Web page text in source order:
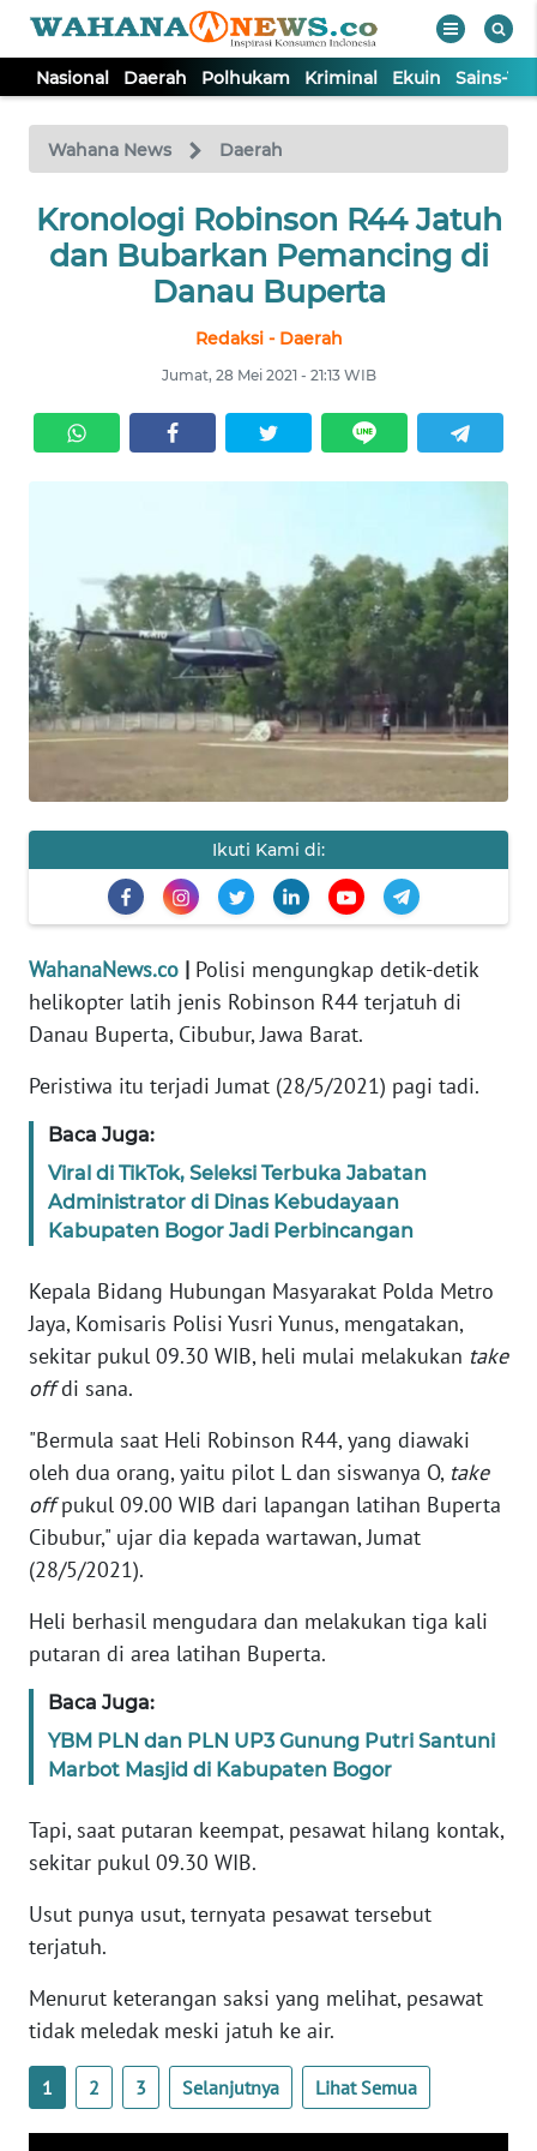
Nasional Daerah Polhukam Kriminal Ekuin Sains-
Wahana News Daerah
Kronologi Robinson R44 Jatuh
dan Bubarkan Pemancing di
Danau Buperta
Redaksi - Daerah
Jumat, 28 Mei 2021 - 21:13 WIB
Ikuti Kami di:
WahanaNews.co | Polisi mengungkap detik-detik
helikopter latih jenis Robinson R44 terjatuh di
Danau Buperta, Cibubur, Jawa Barat.
Peristiwa itu terjadi Jumat (28/5/2021) pagi tadi.
Baca Juga:
Viral di TikTok, Seleksi Terbuka Jabatan
Administrator di Dinas Kebudayaan
Kabupaten Bogor Jadi Perbincangan
Kepala Bidang Hubungan Masyarakat Polda Metro
Jaya, Komisaris Polisi Yusri Yunus, mengatakan,
sekitar pukul 09.30 WIB, heli mulai melakukan take
offdi sana.
"Bermula saat Heli Robinson R44, yang diawaki
oleh dua orang, yaitu pilot L dan siswanya O, take
offpukul 09.00 WIB dari lapangan latihan Buperta
Cibubur," ujar dia kepada wartawan, Jumat
(28/5/2021).
Heli berhasil mengudara dan melakukan tiga kali
putaran di area latihan Buperta.
Baca Juga:
YBM PLN dan PLN UP3 Gunung Putri Santuni
Marbot Masjid di Kabupaten Bogor
Tapi, saat putaran keempat, pesawat hilang kontak,
sekitar pukul 09.30 WIB.
Usut punya usut, ternyata pesawat tersebut
terjatuh.
Menurut keterangan saksi yang melihat, pesawat
tidak meledak meski jatuh ke air.
1 2 3 Selanjutnya Lihat Semua
TV
Tutup
NASIONAL
KRIMINAL
EKUIN
KESEHATAN
INTERNASIONAL
OLAHRAGA
EDITORIAL
Informasi
INDEKS
BERITA
KONTAK
IKLAN
TENTANG
KAMI
PEDOMAN
MEDIA
SIBER
DISCLAIMER
News
Regional
WN
SUMUT
WN
JAKARTA
JABAR